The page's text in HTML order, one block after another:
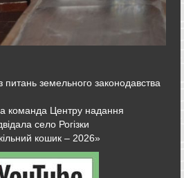
питань земельного законодавства
команда Центру надання
село Рогізки
кошик – 2026»